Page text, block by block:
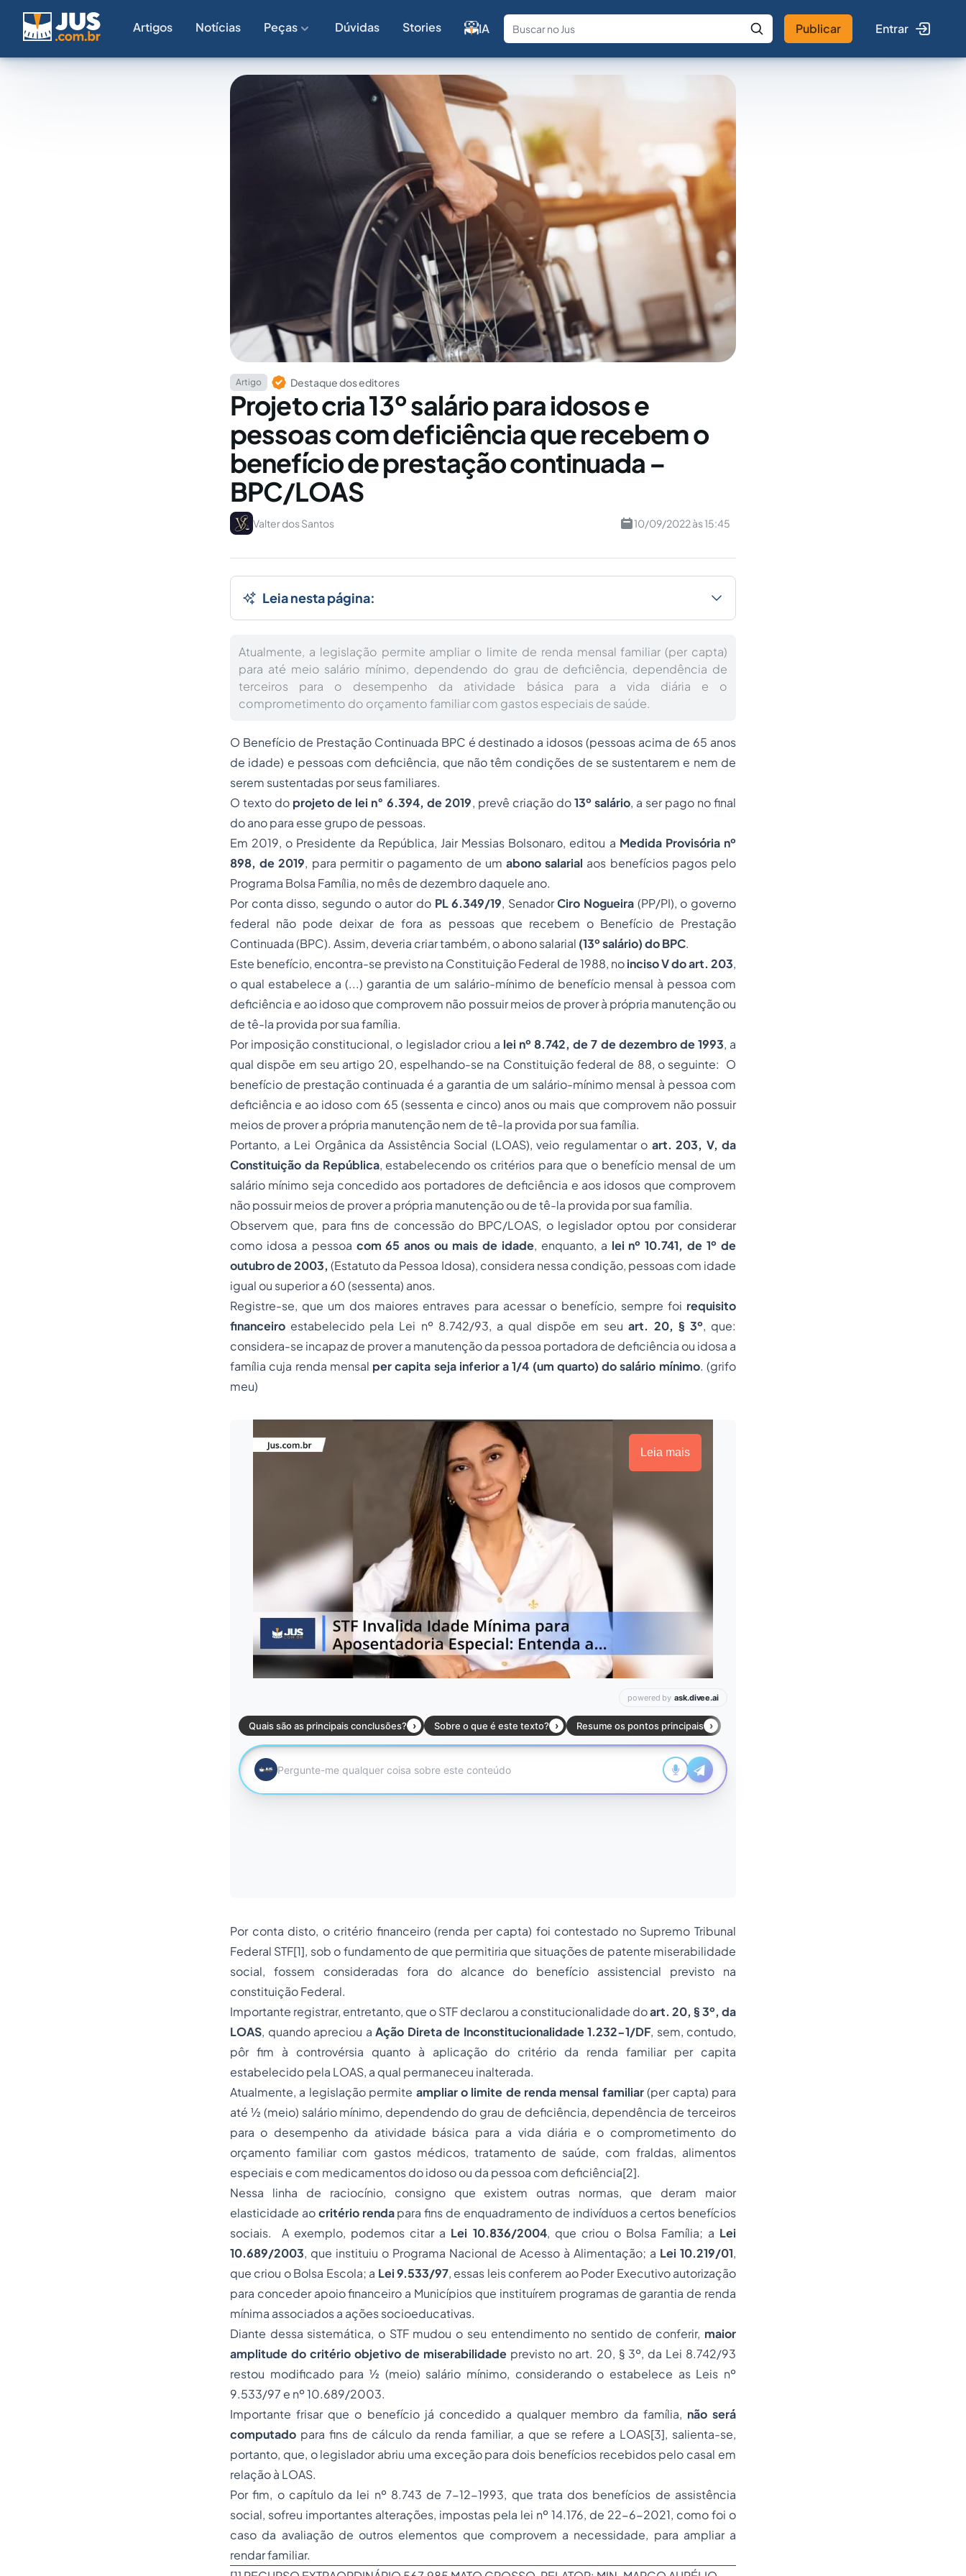
Artigos Notícias Peças Dúvidas Stories IA
Fale com a IA Buscar no Jus
Publicar Entrar
Artigo Destaque dos editores
Projeto cria 13º salário para idosos e
pessoas com deficiência que recebem o
benefício de prestação continuada –
BPC/LOAS
Valter dos Santos 10/09/2022 às 15:45
Leia nesta página:
Atualmente, a legislação permite ampliar o limite de renda mensal familiar (per capta)
para até meio salário mínimo, dependendo do grau de deficiência, dependência de
terceiros para o desempenho da atividade básica para a vida diária e o
comprometimento do orçamento familiar com gastos especiais de saúde.
O Benefício de Prestação Continuada BPC é destinado a idosos (pessoas acima de 65 anos
de idade) e pessoas com deficiência, que não têm condições de se sustentarem e nem de
serem sustentadas por seus familiares.
O texto do projeto de lei n° 6.394, de 2019, prevê criação do13º salário, a ser pago no final
do ano para esse grupo de pessoas.
Em 2019, o Presidente da República, Jair Messias Bolsonaro, editou a Medida Provisória nº
898, de 2019, para permitir o pagamento de um abono salarial aos benefícios pagos pelo
Programa Bolsa Família, no mês de dezembro daquele ano.
Por conta disso, segundo o autor do PL 6.349/19, SenadorCiro Nogueira (PP/PI), o governo
federal não pode deixar de fora as pessoas que recebem o Benefício de Prestação
Continuada (BPC). Assim, deveria criar também, o abono salarial (13º salário) do BPC.
Este benefício, encontra-se previsto na Constituição Federal de 1988, noinciso V do art. 203,
o qual estabelece a (...) garantia de um salário-mínimo de benefício mensal à pessoa com
deficiência e ao idoso que comprovem não possuir meios de prover à própria manutenção ou
de tê-la provida por sua família.
Por imposição constitucional, o legislador criou a lei nº 8.742, de 7 de dezembro de 1993, a
qual dispõe em seu artigo 20, espelhando-se na Constituição federal de 88, o seguinte: O
benefício de prestação continuada é a garantia de um salário-mínimo mensal à pessoa com
deficiência e ao idoso com 65 (sessenta e cinco) anos ou mais que comprovem não possuir
meios de prover a própria manutenção nem de tê-la provida por sua família.
Portanto, a Lei Orgânica da Assistência Social (LOAS), veio regulamentar o art. 203, V, da
Constituição da República, estabelecendo os critérios para que o benefício mensal de um
salário mínimo seja concedido aos portadores de deficiência e aos idosos que comprovem
não possuir meios de prover a própria manutenção ou de tê-la provida por sua família.
Observem que, para fins de concessão do BPC/LOAS, o legislador optou por considerar
como idosa a pessoa com 65 anos ou mais de idade, enquanto, a lei nº 10.741, de 1º de
outubro de 2003,(Estatuto da Pessoa Idosa), considera nessa condição, pessoas com idade
igual ou superior a 60 (sessenta) anos.
Registre-se, que um dos maiores entraves para acessar o benefício, sempre foi requisito
financeiro estabelecido pela Lei nº 8.742/93, a qual dispõe em seuart. 20, § 3º, que:
considera-se incapaz de prover a manutenção da pessoa portadora de deficiência ou idosa a
família cuja renda mensal per capita seja inferior a 1/4 (um quarto) do salário mínimo. (grifo
meu)
Leia mais
Por conta disto, o critério financeiro (renda per capta) foi contestado no Supremo Tribunal
Federal STF[1], sob o fundamento de que permitiria que situações de patente miserabilidade
social, fossem consideradas fora do alcance do benefício assistencial previsto na
constituição Federal.
Importante registrar, entretanto, que o STF declarou a constitucionalidade doart. 20, § 3º, da
LOAS, quando apreciou a Ação Direta de Inconstitucionalidade 1.232-1/DF, sem, contudo,
pôr fim à controvérsia quanto à aplicação do critério da renda familiar per capita
estabelecido pela LOAS, a qual permaneceu inalterada.
Atualmente, a legislação permite ampliar o limite de renda mensal familiar(per capta) para
até ½ (meio) salário mínimo, dependendo do grau de deficiência, dependência de terceiros
para o desempenho da atividade básica para a vida diária e o comprometimento do
orçamento familiar com gastos médicos, tratamento de saúde, com fraldas, alimentos
especiais e com medicamentos do idoso ou da pessoa com deficiência[2].
Nessa linha de raciocínio, consigno que existem outras normas, que deram maior
elasticidade aocritério rendapara fins de enquadramento de indivíduos a certos benefícios
sociais. A exemplo, podemos citar a Lei 10.836/2004, que criou o Bolsa Família; a Lei
10.689/2003, que instituiu o Programa Nacional de Acesso à Alimentação; a Lei 10.219/01,
que criou o Bolsa Escola; a Lei 9.533/97, essas leis conferem ao Poder Executivo autorização
para conceder apoio financeiro a Municípios que instituírem programas de garantia de renda
mínima associados a ações socioeducativas.
Diante dessa sistemática, o STF mudou o seu entendimento no sentido de conferir, maior
amplitude do critério objetivo de miserabilidadeprevisto no art. 20, § 3º, da Lei 8.742/93
restou modificado para ½ (meio) salário mínimo, considerando o estabelece as Leis nº
9.533/97 e nº 10.689/2003.
Importante frisar que o benefício já concedido a qualquer membro da família, não será
computado para fins de cálculo da renda familiar, a que se refere a LOAS[3], salienta-se,
portanto, que, o legislador abriu uma exceção para dois benefícios recebidos pelo casal em
relação à LOAS.
Por fim, o capítulo da lei nº 8.743 de 7-12-1993, que trata dos benefícios de assistência
social, sofreu importantes alterações, impostas pela lei nº 14.176, de 22-6-2021, como foi o
caso da avaliação de outros elementos que comprovem a necessidade, para ampliar a
rendar familiar.